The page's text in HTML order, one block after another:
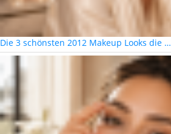
Die 3 schönsten 2012 Makeup Looks die …